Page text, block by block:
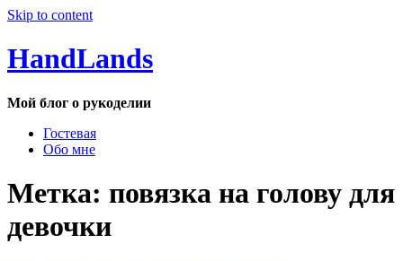
Skip to content
HandLands
Мой блог о рукоделии
Гостевая
Обо мне
Метка: повязка на голову для
девочки